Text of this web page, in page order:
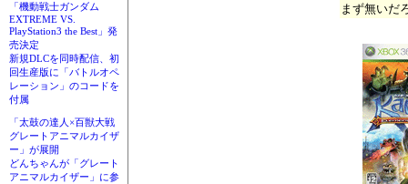
「機動戦士ガンダム
EXTREME VS.
PlayStation3 the Best」発
売決定
新規DLCを同時配信、初
回生産版に「バトルオペ
レーション」のコードを
付属
「太鼓の達人×百獣大戦
グレートアニマルカイザ
ー」が展開
どんちゃんが「グレート
アニマルカイザー」に参
まず無いだ